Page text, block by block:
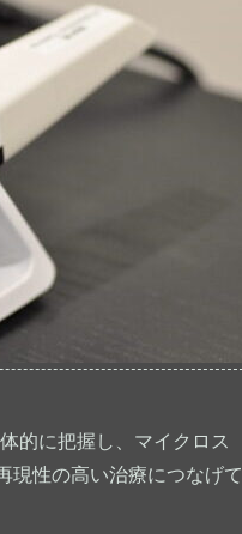
的に把握し、マイクロス
現性の高い治療につなげて